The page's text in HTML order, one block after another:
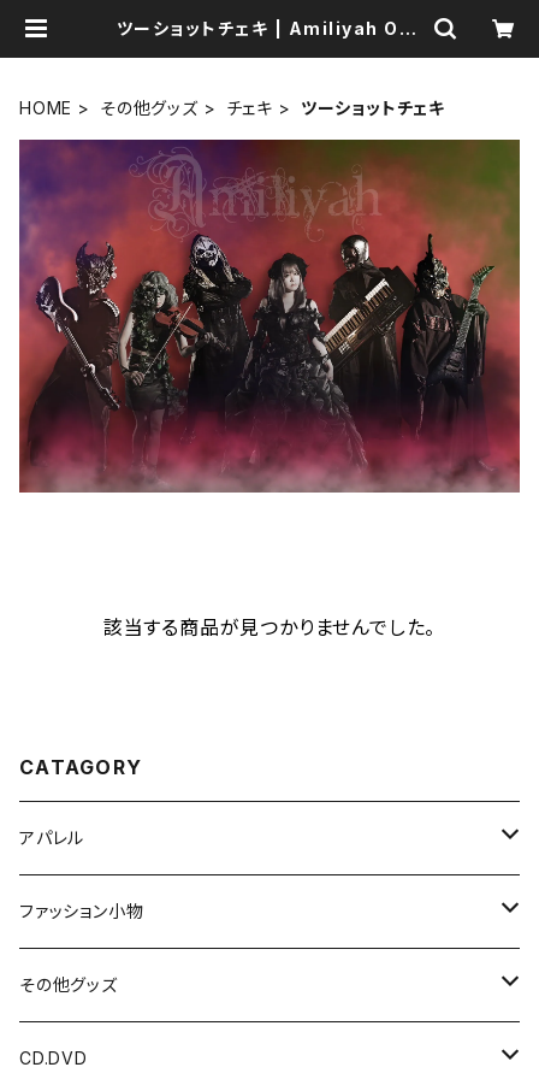
ツーショットチェキ | Amiliyah Offi
HOME その他グッズ チェキ ツーショットチェキ
該当する商品が見つかりませんでした。
CATAGORY
アパレル
Tシャツ
光 / 闇の国
HIDDEN DOOR
パーカー
ファッション小物
HIDDEN DOOR
LUNA ET SOL
その他グッズ
アクリルキーホルダー
CD.DVD